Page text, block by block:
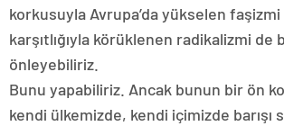
korkusuyla Avrupa’da yükselen faşizmi
karşıtlığıyla körüklenen radikalizmi de
önleyebiliriz.
Bunu yapabiliriz. Ancak bunun bir ön
kendi ülkemizde, kendi içimizde barışı